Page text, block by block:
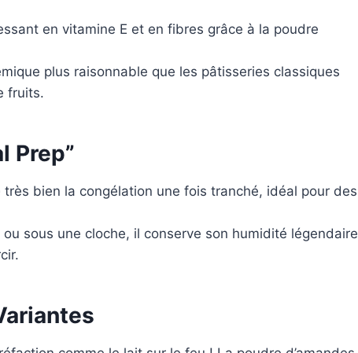
en vitamine E et en fibres grâce à la poudre
plus raisonnable que les pâtisseries classiques
fruits.
Prep”
bien la congélation une fois tranché, idéal pour des
sous une cloche, il conserve son humidité légendaire